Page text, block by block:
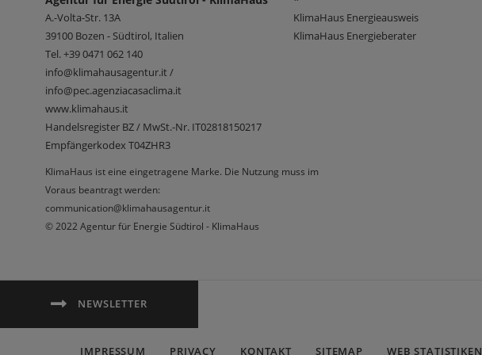
A.-Volta-Str. 13A
39100 Bozen - Südtirol, Italien
Tel.+39 0471 062 140
info@klimahausagentur.it /
info@pec.agenziacasaclima.it
www.klimahaus.it
Handelsregister BZ / MwSt.-Nr. IT02818150217
Empfängerkodex T04ZHR3
KlimaHaus Energieausweis
KlimaHaus Energieberater
KlimaHaus ist eine eingetragene Marke. Die Nutzung muss im
Voraus beantragt werden:
communication@klimahausagentur.it
© 2022 Agentur für Energie Südtirol - KlimaHaus
NEWSLETTER
IMPRESSUM PRIVACY KONTAKT SITEMAP WEB STATISTIKEN